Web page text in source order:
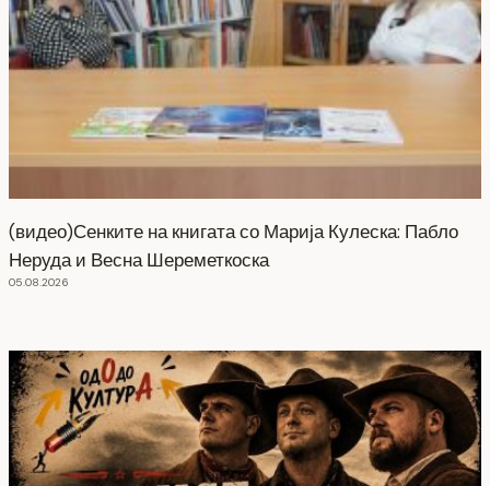
(видео)Сенките на книгата со Марија Кулеска: Пабло
Неруда и Весна Шереметкоска
05.08.2026